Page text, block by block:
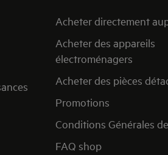
Acheter directement
Acheter des appareils
électroménagers
Acheter des pièces
Promotions
Conditions Générales
FAQ shop